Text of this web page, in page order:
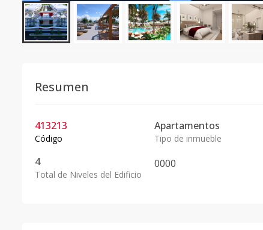
Resumen
413213
Código
Apartamentos
Tipo de inmueble
4
Total de Niveles del Edificio
0000